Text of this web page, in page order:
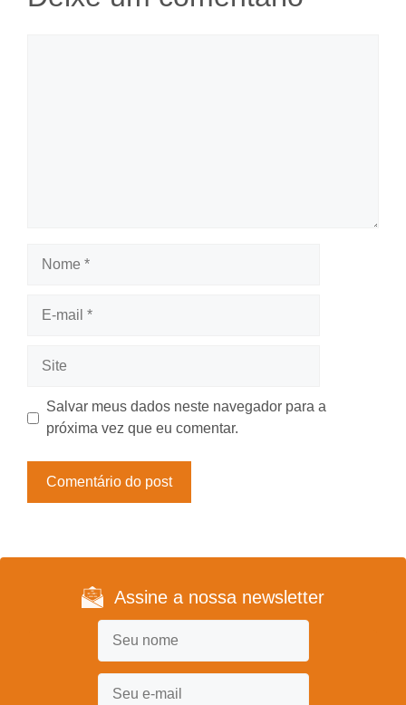
Salvar meus dados neste navegador para a
próxima vez que eu comentar.
Assine a nossa newsletter